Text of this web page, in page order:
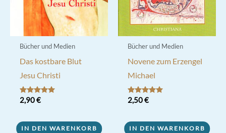
Bücher und Medien
Das kostbare Blut
Jesu Christi
Bewertet mit
5.00
2,90€
IN DEN WARENKORB
Bücher und Medien
Novene zum Erzengel
Michael
Bewertet mit
5.00
2,50€
IN DEN WARENKORB